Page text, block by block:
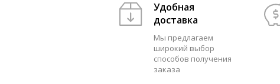
Удобная
доставка
Мы предлагаем
широкий выбор
способов получения
заказа